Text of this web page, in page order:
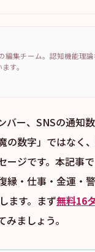
集チーム。認知機能理論
す。
バー、SNSの通
の数字」ではなく
ージです。本記事
縁・仕事・金運・
ます。まず無料16
ましょう。